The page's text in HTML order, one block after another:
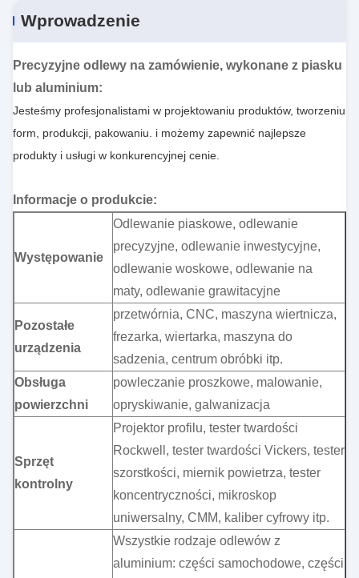
Wprowadzenie
Precyzyjne odlewy na zamówienie, wykonane z piasku
lub aluminium:
Jesteśmy profesjonalistami w projektowaniu produktów, tworzeniu
form, produkcji, pakowaniu. i możemy zapewnić najlepsze
produkty i usługi w konkurencyjnej cenie.
Informacje o produkcie:
Występowanie
Odlewanie piaskowe, odlewanie
precyzyjne, odlewanie inwestycyjne,
odlewanie woskowe, odlewanie na
maty, odlewanie grawitacyjne
Pozostałe
urządzenia
przetwórnia, CNC, maszyna wiertnicza,
frezarka, wiertarka, maszyna do
sadzenia, centrum obróbki itp.
Obsługa
powierzchni
powleczanie proszkowe, malowanie,
opryskiwanie, galwanizacja
Sprzęt
kontrolny
Projektor profilu, tester twardości
Rockwell, tester twardości Vickers, tester
szorstkości, miernik powietrza, tester
koncentryczności, mikroskop
uniwersalny, CMM, kaliber cyfrowy itp.
Wszystkie rodzaje odlewów z
aluminium: części samochodowe, części